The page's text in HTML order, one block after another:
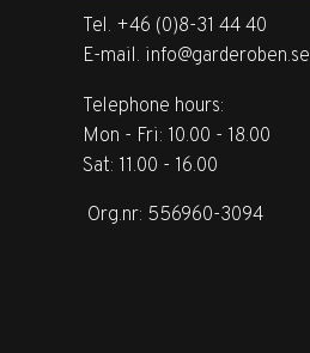
Tel. +46 (0)8-31 44 40
E-mail. info@garderoben.se
Telephone hours:
Mon - Fri: 10.00 - 18.00
Sat: 11.00 - 16.00
Org.nr: 556960-3094